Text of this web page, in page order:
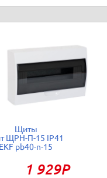
Щиты
ЩРН-П-15 IP41
EKF pb40-n-15
1 929Р